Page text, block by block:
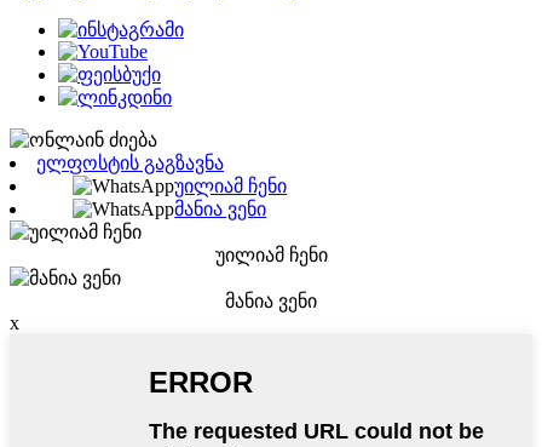
ელფოსტის გაგზავნა
უილიამ ჩენი
მანია ვენი
უილიამ ჩენი
მანია ვენი
x